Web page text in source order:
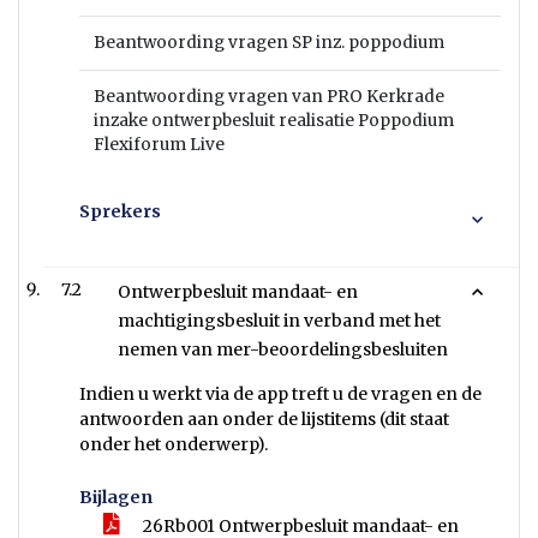
Beantwoording vragen SP inz. poppodium
Beantwoording vragen van PRO Kerkrade
inzake ontwerpbesluit realisatie Poppodium
Flexiforum Live
Sprekers
7.2
Ontwerpbesluit mandaat- en
machtigingsbesluit in verband met het
nemen van mer-beoordelingsbesluiten
Indien u werkt via de app treft u de vragen en de
antwoorden aan onder de lijstitems (dit staat
onder het onderwerp).
Bijlagen
26Rb001 Ontwerpbesluit mandaat- en